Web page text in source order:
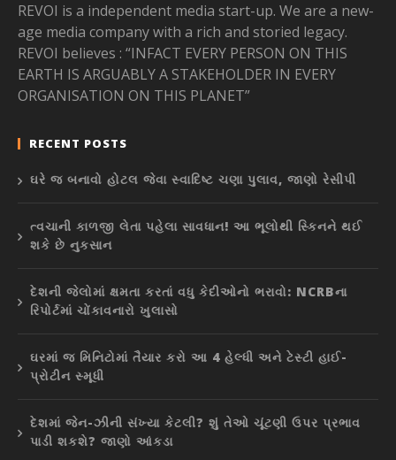
REVOI is a independent media start-up. We are a new-
age media company with a rich and storied legacy.
REVOI believes : “INFACT EVERY PERSON ON THIS
EARTH IS ARGUABLY A STAKEHOLDER IN EVERY
ORGANISATION ON THIS PLANET”
RECENT POSTS
ઘરે જ બનાવો હોટલ જેવા સ્વાદિષ્ટ ચણા પુલાવ, જાણો રેસીપી
ત્વચાની કાળજી લેતા પહેલા સાવધાન! આ ભૂલોથી સ્કિનને થઈ
શકે છે નુકસાન
દેશની જેલોમાં ક્ષમતા કરતાં વધુ કેદીઓનો ભરાવો: NCRBના
રિપોર્ટમાં ચોંકાવનારો ખુલાસો
ઘરમાં જ મિનિટોમાં તૈયાર કરો આ 4 હેલ્ધી અને ટેસ્ટી હાઈ-
પ્રોટીન સ્મૂધી
દેશમાં જેન-ઝીની સંખ્યા કેટલી? શું તેઓ ચૂંટણી ઉપર પ્રભાવ
પાડી શકશે? જાણો આંકડા